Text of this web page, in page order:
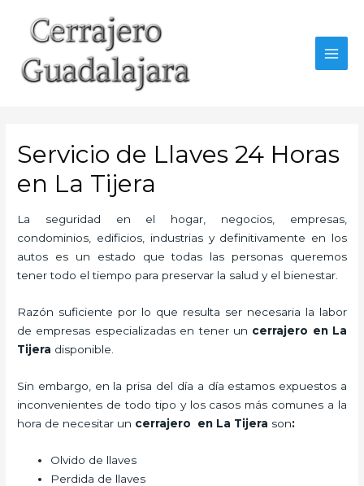
contenido
Servicio de Llaves 24 Horas
en La Tijera
La seguridad en el hogar, negocios, empresas,
condominios, edificios, industrias y definitivamente en los
autos es un estado que todas las personas queremos
tener todo el tiempo para preservar la salud y el bienestar.
Razón suficiente por lo que resulta ser necesaria la labor
de empresas especializadas en tener un cerrajero en La
Tijera disponible.
Sin embargo, en la prisa del día a día estamos expuestos a
inconvenientes de todo tipo y los casos más comunes a la
hora de necesitar un cerrajero en La Tijera son:
Olvido de llaves
Perdida de llaves